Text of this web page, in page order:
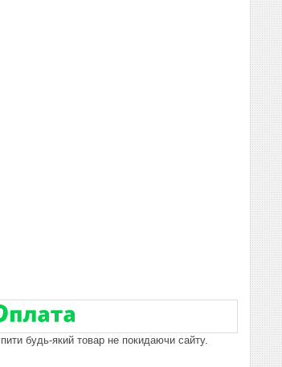
будь-який товар не покидаючи сайту.